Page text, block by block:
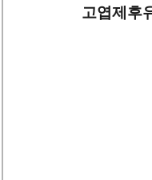
고엽제후